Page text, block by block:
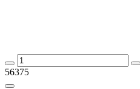
56375